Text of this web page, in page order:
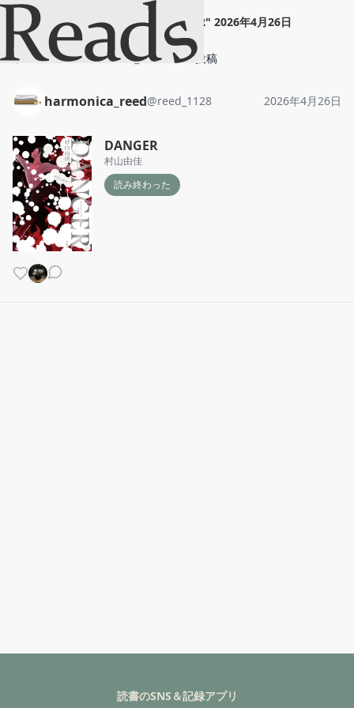
harmonica_reed DANGER" 2026年4月26日
ホーム harmonica_reed 投稿
harmonica_reed@reed_1128 2026年4月26日
DANGER
村山由佳
読み終わった
読書のSNS＆記録アプリ